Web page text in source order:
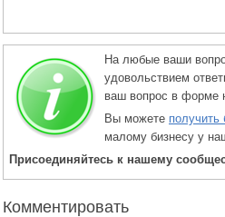
На любые ваши
удовольствием
ваш вопрос в форме
Вы можете получить
малому бизнесу у
Присоединяйтесь к нашему
Комментировать